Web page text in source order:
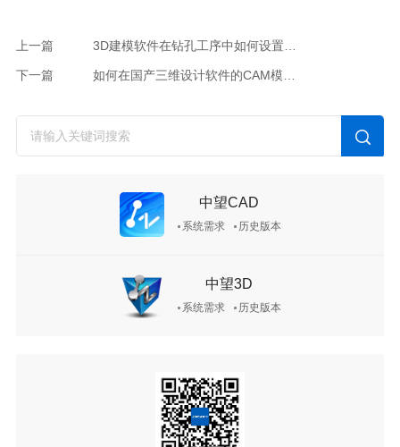
上一篇
下一篇 如何在国产三维设计软件的CAM模块中生成刀轨路径仿真
中望CAD
系统需求 历史版本
中望3D
系统需求 历史版本